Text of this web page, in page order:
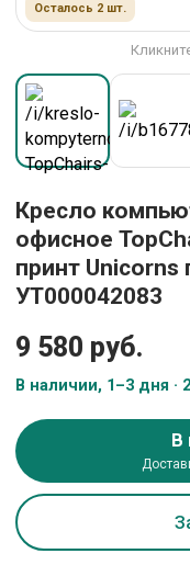
Осталось 2 шт.
Кресло
офисное
принт Unicorns
УТ000042083
9 580 руб.
В наличии, 1–3 дня ·
В